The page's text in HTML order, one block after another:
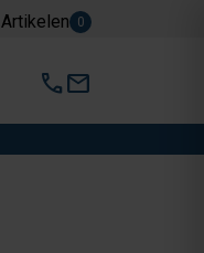
Artikelen 0
callmail